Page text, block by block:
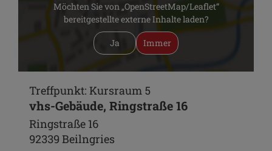
Möchten Sie von „OpenStreetMap/Leaflet“
bereitgestellte externe Inhalte laden?
Ja Immer
Treffpunkt: Kursraum 5
vhs-Gebäude, Ringstraße 16
Ringstraße 16
92339 Beilngries